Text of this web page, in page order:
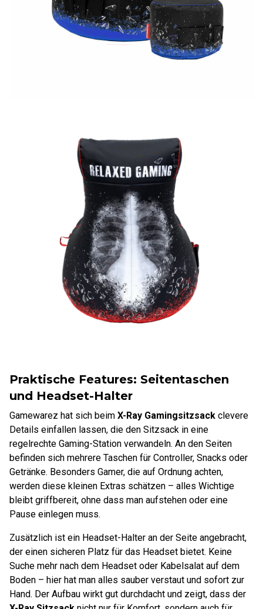
Praktische Features: Seitentaschen
und Headset-Halter
Gamewarez hat sich beim X-Ray Gamingsitzsack clevere
Details einfallen lassen, die den Sitzsack in eine
regelrechte Gaming-Station verwandeln. An den Seiten
befinden sich mehrere Taschen für Controller, Snacks oder
Getränke. Besonders Gamer, die auf Ordnung achten,
werden diese kleinen Extras schätzen – alles Wichtige
bleibt griffbereit, ohne dass man aufstehen oder eine
Pause einlegen muss.
Zusätzlich ist ein Headset-Halter an der Seite angebracht,
der einen sicheren Platz für das Headset bietet. Keine
Suche mehr nach dem Headset oder Kabelsalat auf dem
Boden – hier hat man alles sauber verstaut und sofort zur
Hand. Der Aufbau wirkt gut durchdacht und zeigt, dass der